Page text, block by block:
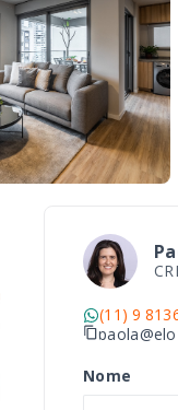
(11) 9
Nome